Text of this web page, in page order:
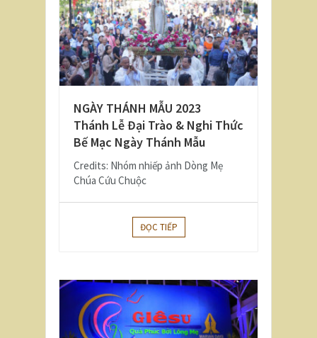
NGÀY THÁNH MẪU 2023
Thánh Lễ Đại Trào & Nghi Thức
Bế Mạc Ngày Thánh Mẫu
Credits: Nhóm nhiếp ảnh Dòng Mẹ
Chúa Cứu Chuộc
ĐỌC TIẾP